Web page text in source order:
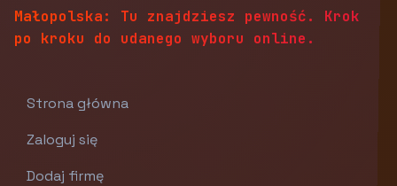
Małopolska: Tu znajdziesz pewność. Krok
po kroku do udanego wyboru online.
Strona główna
Zaloguj się
Dodaj firmę